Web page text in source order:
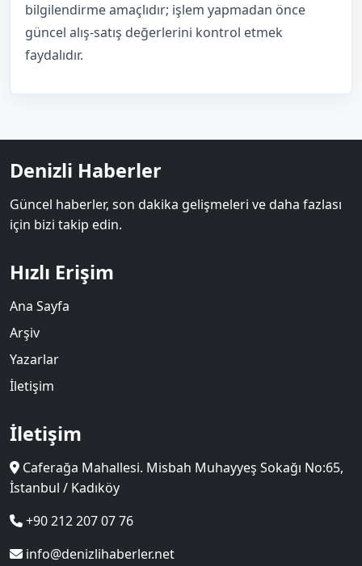
bilgilendirme amaçlıdır; işlem yapmadan önce
güncel alış-satış değerlerini kontrol etmek
faydalıdır.
Denizli Haberler
Güncel haberler, son dakika gelişmeleri ve daha fazlası
için bizi takip edin.
Hızlı Erişim
Ana Sayfa
Arşiv
Yazarlar
İletişim
İletişim
Caferağa Mahallesi. Misbah Muhayyeş Sokağı No:65,
İstanbul / Kadıköy
+90 212 207 07 76
info@denizlihaberler.net